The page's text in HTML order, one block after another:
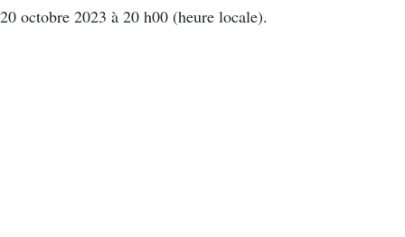
20 octobre 2023 à 20 h00 (heure locale).